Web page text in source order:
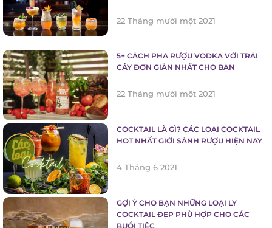
5+ CÁCH PHA RƯỢU VODKA VỚI TRÁI
CÂY ĐƠN GIẢN NHẤT CHO BẠN
HOT NHẤT GIỚI SÀNH RƯỢU HIỆN NAY
COCKTAIL ĐẸP PHÙ HỢP CHO CÁC
BUỔI TIỆC